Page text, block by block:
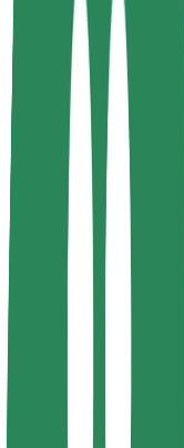
Motoristas
Ganhos de
Estafetas
Ganhos de
Frotas